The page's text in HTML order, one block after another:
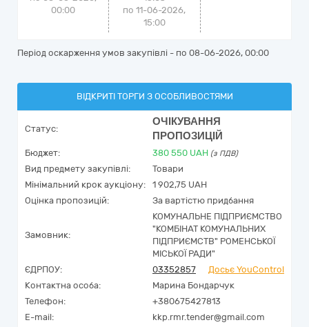
00:00
по 11-06-2026,
15:00
Період оскарження умов закупівлі - по 08-06-2026, 00:00
ВІДКРИТІ ТОРГИ З ОСОБЛИВОСТЯМИ
Статус:
ОЧІКУВАННЯ
ПРОПОЗИЦІЙ
Бюджет: 380 550 UAH (з ПДВ)
Вид предмету закупівлі:
Товари
Мінімальний крок аукціону:
1 902,75 UAH
Оцінка пропозицій:
За вартістю придбання
Замовник:
КОМУНАЛЬНЕ ПІДПРИЄМСТВО
"КОМБІНАТ КОМУНАЛЬНИХ
ПІДПРИЄМСТВ" РОМЕНСЬКОЇ
МІСЬКОЇ РАДИ"
ЄДРПОУ:
03352857
Досьє YouControl
Контактна особа:
Марина Бондарчук
Телефон:
+380675427813
E-mail:
kkp.rmr.tender@gmail.com